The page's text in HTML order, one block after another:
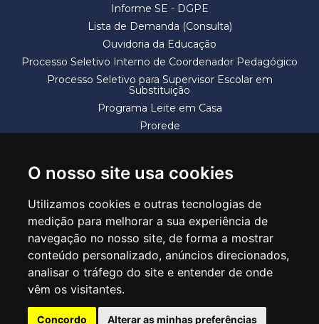
O nosso site usa cookies
Utilizamos cookies e outras tecnologias de
medição para melhorar a sua experiência de
navegação no nosso site, de forma a mostrar
conteúdo personalizado, anúncios direcionados,
analisar o tráfego do site e entender de onde
vêm os visitantes.
Concordo Alterar as minhas preferências
Informe SE - DGPE
Lista de Demanda (Consulta)
Ouvidoria da Educação
Processo Seletivo Interno de Coordenador Pedagógico
Processo Seletivo para Supervisor Escolar em
Substituição
Programa Leite em Casa
Prorede
SECRETARIA DE EDUCAÇÃO
Rua Claudino Barbosa, 313 - Macedo - Guarulhos/SP CEP 07113-040
Central de Atendimento: *55 11 2475-7300